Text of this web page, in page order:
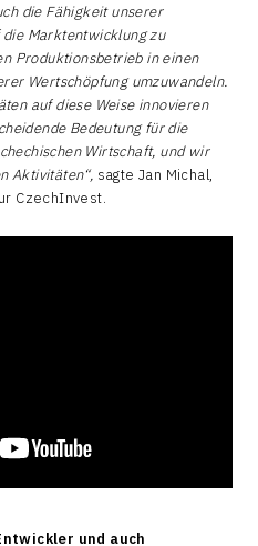
die Fähigkeit unserer
Marktentwicklung zu
Produktionsbetrieb in einen
Wertschöpfung umzuwandeln.
auf diese Weise innovieren
Bedeutung für die
Wirtschaft, und wir
Aktivitäten“, sagte Jan Michal,
CzechInvest.
und auch